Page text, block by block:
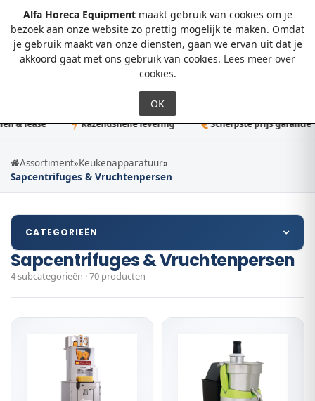
Alfa Horeca Equipmentmaakt gebruik van cookies om je
bezoek aan onze website zo prettig mogelijk te maken. Omdat
je gebruik maakt van onze diensten, gaan we ervan uit dat je
akkoord gaat met ons gebruik van cookies. Lees meer over
cookies.
0
& lease Razendsnelle levering Scherpste prijs garantie
Assortiment»Keukenapparatuur»
Sapcentrifuges & Vruchtenpersen
CATEGORIEËN
Sapcentrifuges & Vruchtenpersen
4 subcategorieën · 70 producten